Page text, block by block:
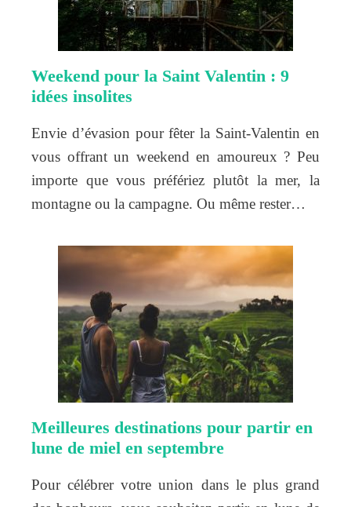
Weekend pour la Saint Valentin : 9
idées insolites
Envie d’évasion pour fêter la Saint-Valentin en
vous offrant un weekend en amoureux ? Peu
importe que vous préfériez plutôt la mer, la
montagne ou la campagne. Ou même rester…
Meilleures destinations pour partir en
lune de miel en septembre
Pour célébrer votre union dans le plus grand